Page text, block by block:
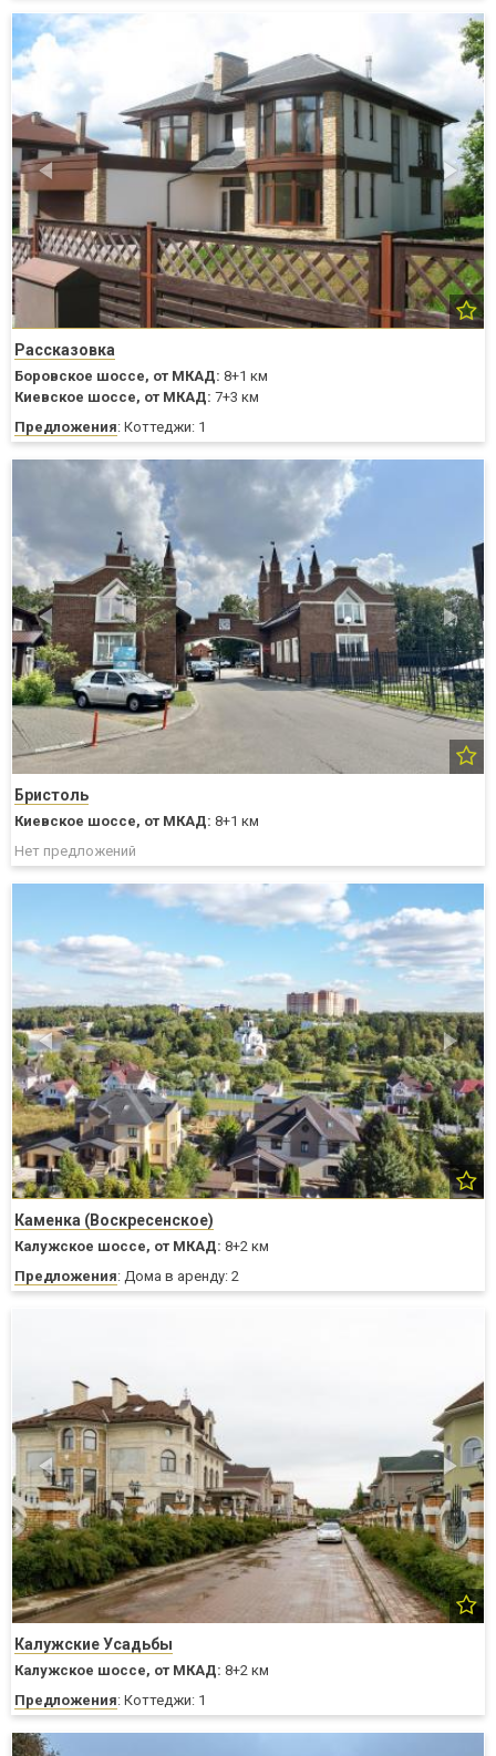
Рассказовка
Боровское шоссе, от МКАД: 8+1 км
Киевское шоссе, от МКАД: 7+3 км
Предложения: Коттеджи: 1
Бристоль
Киевское шоссе, от МКАД: 8+1 км
Нет предложений
Каменка (Воскресенское)
Калужское шоссе, от МКАД: 8+2 км
Предложения: Дома в аренду: 2
Калужские Усадьбы
Калужское шоссе, от МКАД: 8+2 км
Предложения: Коттеджи: 1